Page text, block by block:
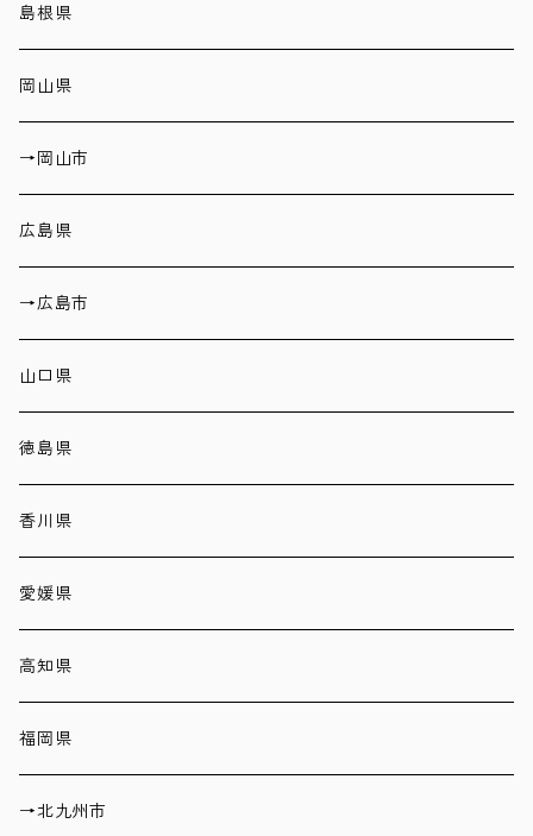
島根県
岡山県
→岡山市
広島県
→広島市
山口県
徳島県
香川県
愛媛県
高知県
福岡県
→北九州市